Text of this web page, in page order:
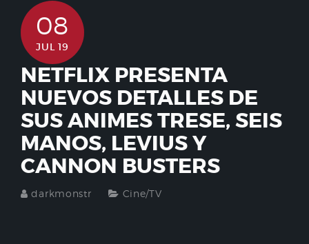
08
JUL 19
NETFLIX PRESENTA
NUEVOS DETALLES DE
SUS ANIMES TRESE, SEIS
MANOS, LEVIUS Y
CANNON BUSTERS
darkmonstr Cine/TV